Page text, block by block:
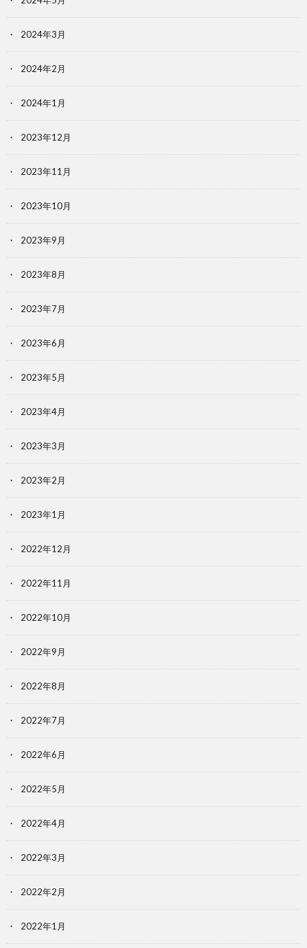
2024年3月
2024年2月
2024年1月
2023年12月
2023年11月
2023年10月
2023年9月
2023年8月
2023年7月
2023年6月
2023年5月
2023年4月
2023年3月
2023年2月
2023年1月
2022年12月
2022年11月
2022年10月
2022年9月
2022年8月
2022年7月
2022年6月
2022年5月
2022年4月
2022年3月
2022年2月
2022年1月